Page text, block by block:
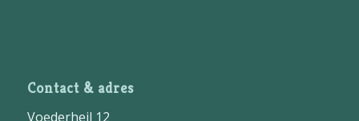
Contact & adres
Voederheil 12